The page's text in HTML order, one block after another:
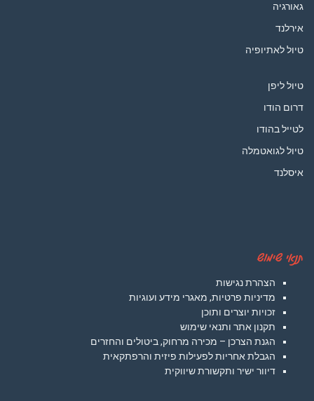
גאורגיה
אירלנד
טיול לאתיופיה
טיול ליפן
דרום הודו
לטייל בהודו
טיול לגואטמלה
איסלנד
תנאי שימוש
הצהרת נגישות
מדיניות פרטיות, מאגרי מידע ועוגיות
זכויות יוצרים ותוכן
תקנון אתר ותנאי שימוש
הגנת הצרכן – מכירה מרחוק, ביטולים והחזרים
הגבלת אחריות לפעילות פיזית והרפתקאית
דיוור ישיר ותקשורת שיווקית